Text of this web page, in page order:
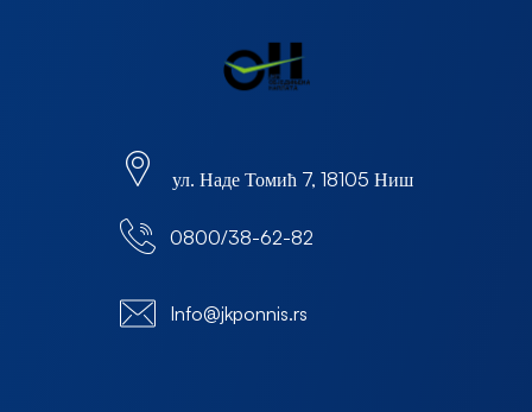
ул. Наде Томић 7, 18105 Ниш
0800/38-62-82
Info@jkponnis.rs